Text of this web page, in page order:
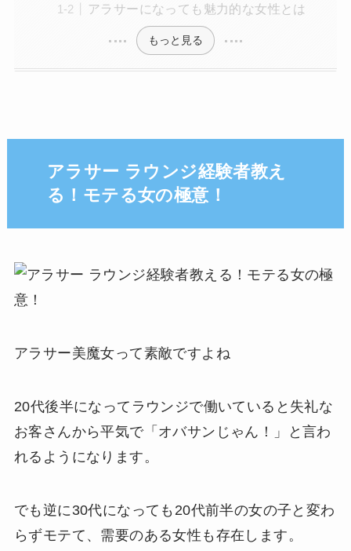
アラサーになっても魅力的な女性とは
もっと見る
アラサー ラウンジ経験者教え
る！モテる女の極意！
アラサー美魔女って素敵ですよね
20代後半になってラウンジで働いていると失礼な
お客さんから平気で「オバサンじゃん！」と言わ
れるようになります。
でも逆に30代になっても20代前半の女の子と変わ
らずモテて、需要のある女性も存在します。